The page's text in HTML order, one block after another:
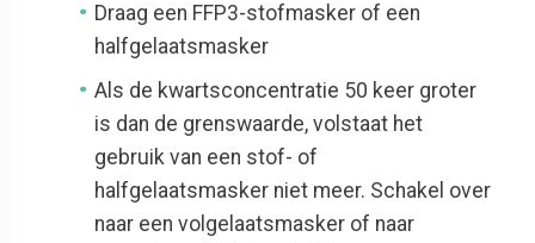
Draag een FFP3-stofmasker of een
halfgelaatsmasker
Als de kwartsconcentratie 50 keer groter
is dan de grenswaarde, volstaat het
gebruik van een stof- of
halfgelaatsmasker niet meer. Schakel over
naar een volgelaatsmasker of naar